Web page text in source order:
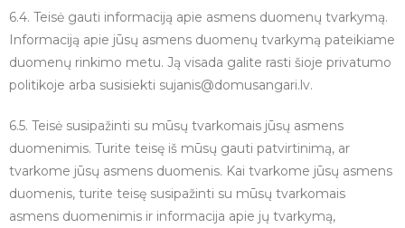
6.4. Teisė gauti informaciją apie asmens duomenų tvarkymą.
Informaciją apie jūsų asmens duomenų tvarkymą pateikiame
duomenų rinkimo metu. Ją visada galite rasti šioje privatumo
politikoje arba susisiekti sujanis@domusangari.lv.
6.5. Teisė susipažinti su mūsų tvarkomais jūsų asmens
duomenimis. Turite teisę iš mūsų gauti patvirtinimą, ar
tvarkome jūsų asmens duomenis. Kai tvarkome jūsų asmens
duomenis, turite teisę susipažinti su mūsų tvarkomais
asmens duomenimis ir informacija apie jų tvarkymą,